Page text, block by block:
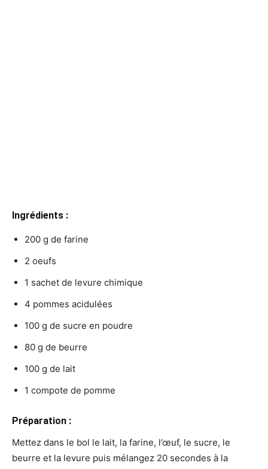
Ingrédients :
200 g de farine
2 oeufs
1 sachet de levure chimique
4 pommes acidulées
100 g de sucre en poudre
80 g de beurre
100 g de lait
1 compote de pomme
Préparation :
Mettez dans le bol le lait, la farine, l’œuf, le sucre, le
beurre et la levure puis mélangez 20 secondes à la